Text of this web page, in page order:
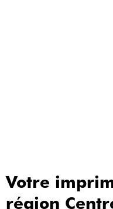
Votre
région